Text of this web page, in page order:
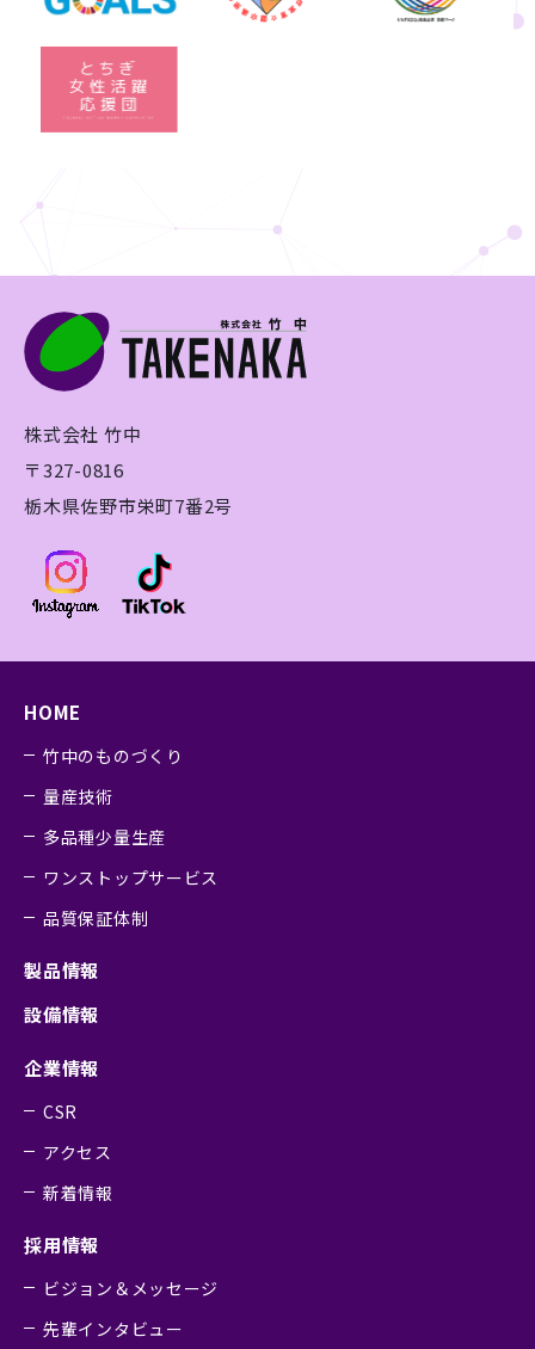
株式会社 竹中
〒327-0816
栃木県佐野市栄町7番2号
HOME
竹中のものづくり
量産技術
多品種少量生産
ワンストップサービス
品質保証体制
製品情報
設備情報
企業情報
CSR
アクセス
新着情報
採用情報
ビジョン＆メッセージ
先輩インタビュー